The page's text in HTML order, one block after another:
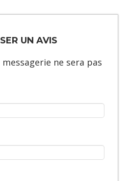
UN AVIS
ne sera pas